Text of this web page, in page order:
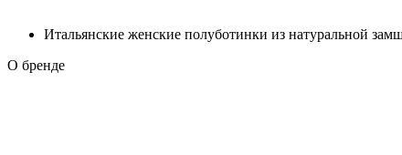
Итальянские женские полуботинки из натуральной
О бренде